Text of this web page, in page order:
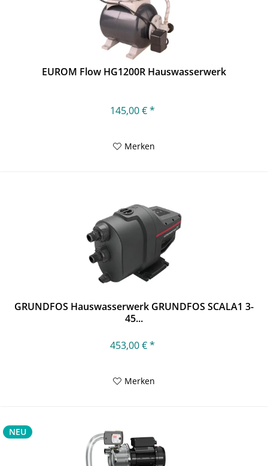
EUROM Flow HG1200R Hauswasserwerk
145,00 € *
Merken
GRUNDFOS Hauswasserwerk GRUNDFOS SCALA1 3-
45...
453,00 € *
Merken
NEU